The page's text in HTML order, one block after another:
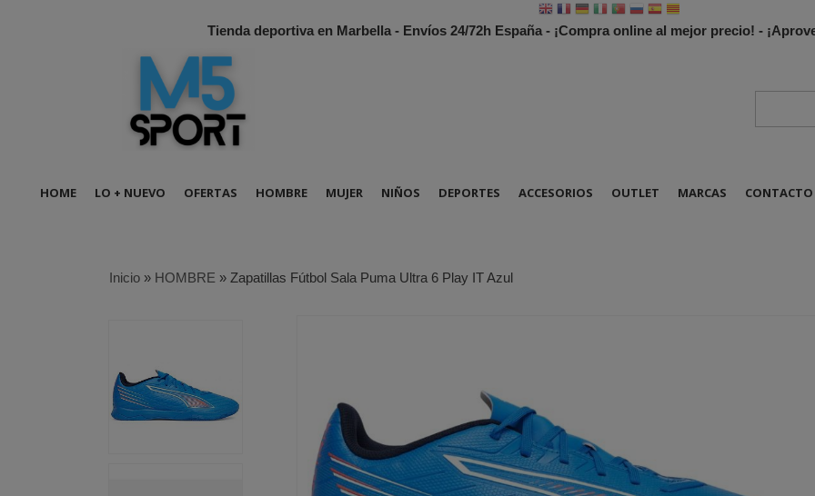
Tienda deportiva en Marbella - Envíos 24/72h España - ¡Compra online al mejor precio! -
HOME LO + NUEVO OFERTAS HOMBRE MUJER NIÑOS DEPORTES ACCESORIOS OUTLET MARCAS CONTACTO
Inicio» HOMBRE » Zapatillas Fútbol Sala Puma Ultra 6 Play IT Azul